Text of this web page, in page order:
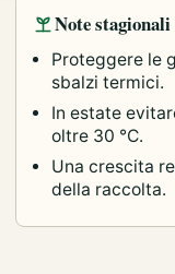
Note stagionali
Proteggere le
sbalzi termici.
In estate
oltre 30 °C.
Una crescita
della raccolta.